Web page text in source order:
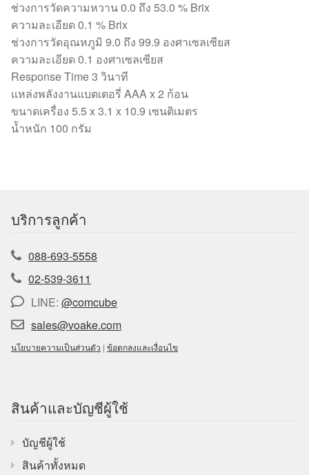
ช่วงการวัดความหวาน 0.0 ถึง 53.0 % Brix
ความละเอียด 0.1 % Brix
ช่วงการวัดอุณหภูมิ 9.0 ถึง 99.9 องศาเซลเซียส
ความละเอียด 0.1 องศาเซลเซียส
Response Time 3 วินาที
แหล่งพลังงานแบตเตอรี่ AAA x 2 ก้อน
ขนาดเครื่อง 5.5 x 3.1 x 10.9 เซนติเมตร
น้ำหนัก 100 กรัม
บริการลูกค้า
088-693-5558
02-539-3611
LINE: @comcube
sales@voake.com
นโยบายความเป็นส่วนตัว | ข้อตกลงและเงื่อนไข
สินค้าและบัญชีผู้ใช้
บัญชีผู้ใช้
สินค้าทั้งหมด